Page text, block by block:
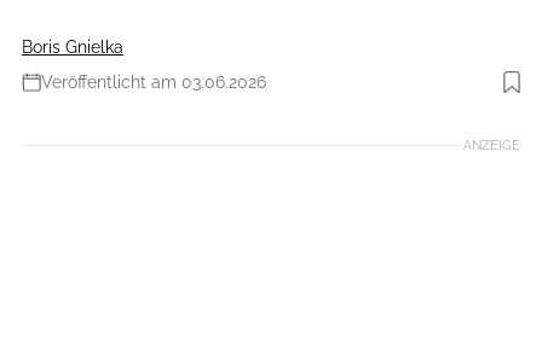
Boris Gnielka
Veröffentlicht am 03.06.2026
Foto: Boris Gnielka
ANZEIGE